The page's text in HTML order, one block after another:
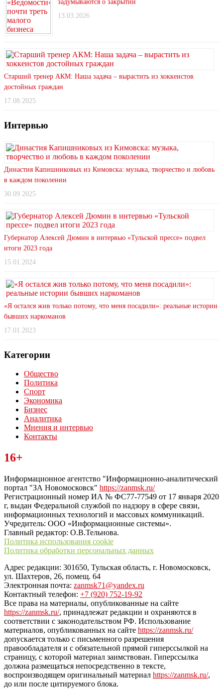
задумываются о закрытии
13.03.2026
Старший тренер АКМ: Наша задача – вырастить из хоккеистов
достойных граждан
17.08.2025
Интервью
Династия Капишниковых из Кимовска: музыка, творчество и любовь
в каждом поколении
30.09.2025
Губернатор Алексей Дюмин в интервью «Тульской прессе» подвел
итоги 2023 года
15.01.2024
«Я остался жив только потому, что меня посадили»: реальные истории
бывших наркоманов
17.01.2023
Категории
Общество
Политика
Спорт
Экономика
Бизнес
Аналитика
Мнения и интервью
Контакты
Читайте последние новости дня в Тульской области на сайте
“ЗаНовомосковск”
16+
Информационное агентство "Информационно-аналитический
портал "ЗА Новомосковск" https://zanmsk.ru/
Регистрационный номер ИА № ФС77-77549 от 17 января 2020
г, выдан Федеральной службой по надзору в сфере связи,
информационных технологий и массовых коммуникаций.
Учредитель: ООО «Информационные системы».
Главный редактор: О.В.Тельнова.
Политика использования cookie
Политика обработки персональных данных
Адрес редакции: 301650, Тульская область, г. Новомосковск,
ул. Шахтеров, 26, помещ. 64
Электронная почта: zanmsk71@yandex.ru
Контактный телефон: +7 (920) 752-19-92
Все права на материалы, опубликованные на сайте
https://zanmsk.ru/, принадлежат редакции и охраняются в
соответствии с законодательством РФ. Использование
материалов, опубликованных на сайте https://zanmsk.ru/
допускается только с письменного разрешения
правообладателя и с обязательной прямой гиперссылкой на
страницу, с которой материал заимствован. Гиперссылка
должна размещаться непосредственно в тексте,
воспроизводящем оригинальный материал https://zanmsk.ru/,
до или после цитируемого блока.